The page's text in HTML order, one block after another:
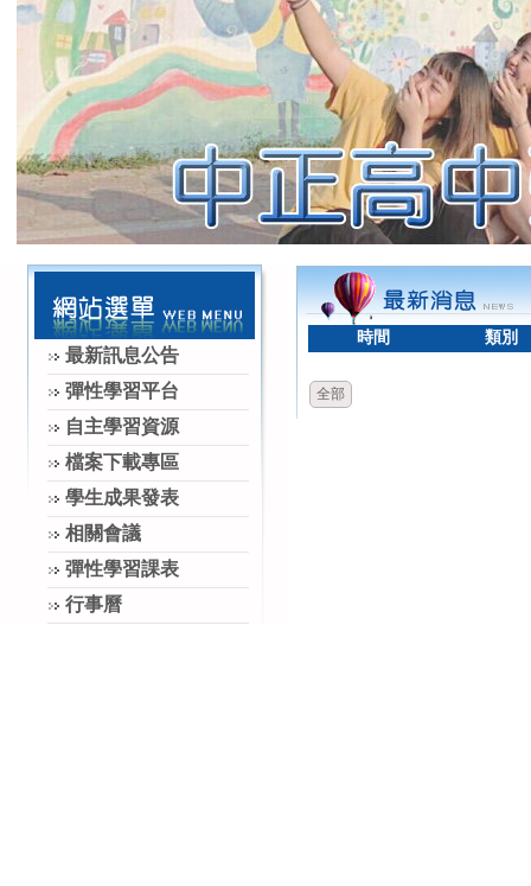
最新訊息公告
彈性學習平台
自主學習資源
檔案下載專區
學生成果發表
相關會議
彈性學習課表
行事曆
時間 類別
全部